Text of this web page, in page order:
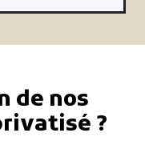
de nos
?